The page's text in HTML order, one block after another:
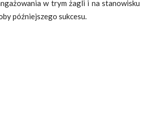
w trym żagli i na stanowisku
późniejszego sukcesu.